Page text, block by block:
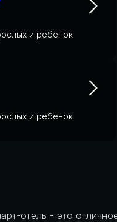
и ребенок
и ребенок
отель - это